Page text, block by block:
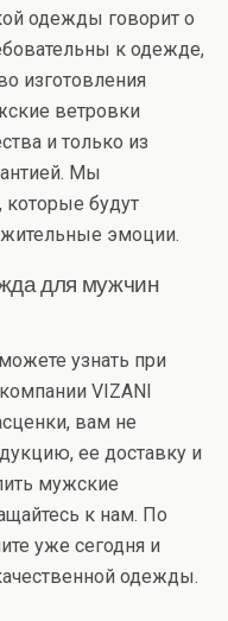
одежды говорит о
к одежде,
изготовления
ветровки
и только из
Мы
которые будут
эмоции.
для мужчин
узнать при
VIZANI
вам не
ее доставку и
мужские
к нам. По
уже сегодня и
одежды.